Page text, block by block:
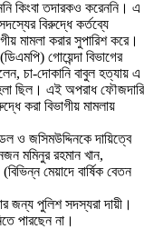
কিংবা তদারকও করেননি। এ
বিরুদ্ধে কর্তব্যে
মামলা করার সুপারিশ করে।
গোয়েন্দা বিভাগের
চা-দোকানি বাবুল হত্যায় এ
ছিল। এই অপরাধ ফৌজদারি
করা বিভাগীয় মামলায়
ও জসিমউদ্দিনকে দায়িত্বে
মমিনুর রহমান খান,
মেয়াদে বার্ষিক বেতন
জন্য পুলিশ সদস্যরা দায়ী।
পারছেন না।